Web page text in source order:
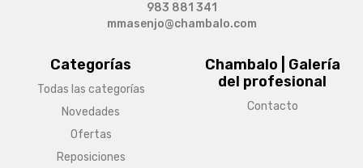
Categorías
Todas las categorías
Novedades
Ofertas
Reposiciones
Chambalo | Galería
del profesional
Contacto
983 881 341
mmasenjo@chambalo.com